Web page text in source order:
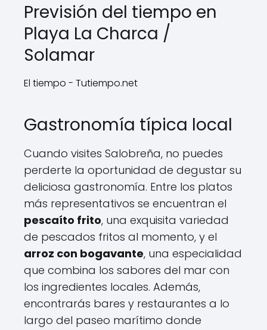
Previsión del tiempo en
Playa La Charca /
Solamar
El tiempo - Tutiempo.net
Gastronomía típica local
Cuando visites Salobreña, no puedes
perderte la oportunidad de degustar su
deliciosa gastronomía. Entre los platos
más representativos se encuentran el
pescaíto frito, una exquisita variedad
de pescados fritos al momento, y el
arroz con bogavante, una especialidad
que combina los sabores del mar con
los ingredientes locales. Además,
encontrarás bares y restaurantes a lo
largo del paseo marítimo donde